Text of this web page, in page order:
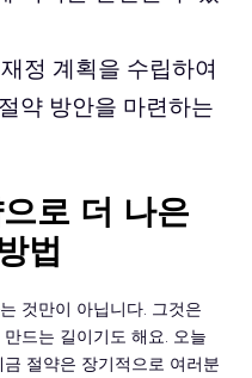
정 계획을 수립하여
약 방안을 마련하는
로 더 나은
법
것만이 아닙니다. 그것은
드는 길이기도 해요. 오늘
절약은 장기적으로 여러분